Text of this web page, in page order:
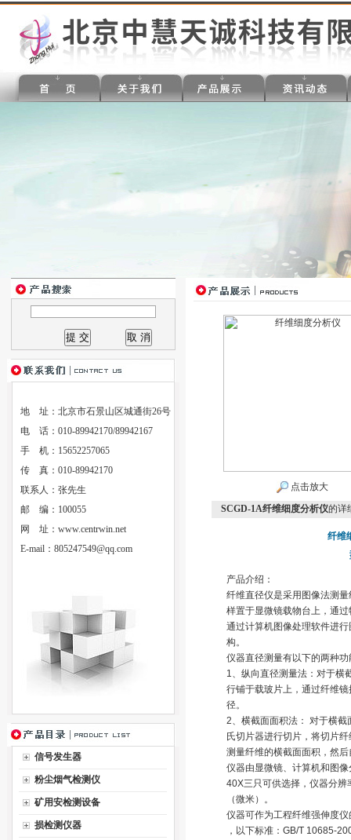
地 址：北京市石景山区城通街26号
电 话：010-89942170/89942167
手 机：15652257065
传 真：010-89942170
联系人：张先生
邮 编：100055
网 址： www.centrwin.net
E-mail： 805247549@qq.com
信号发生器
粉尘烟气检测仪
矿用安检测设备
损检测仪器
点击放大
SCGD-1A纤维细度分析仪的详
纤维
产品介绍：
纤维直径仪是采用图像法测
样置于显微镜载物台上，通
通过计算机图像处理软件进
构。
仪器直径测量有以下的两种功
1、纵向直径测量法：对于横
行铺于载玻片上，通过纤维
径。
2、横截面面积法： 对于横
氏切片器进行切片，将切片
测量纤维的横截面面积，然
仪器由显微镜、计算机和图
40X三只可供选择，仪器分
（微米）。
仪器可作为工程纤维强伸度
，以下标准：GB/T 10685-